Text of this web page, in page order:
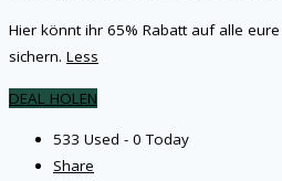
Hier könnt ihr 65% Rabatt auf alle eure
sichern. Less
DEAL HOLEN
533 Used - 0 Today
Share